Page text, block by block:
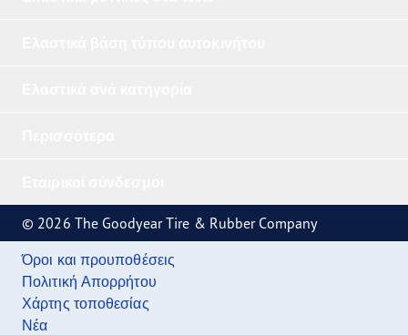
© 2026 The Goodyear Tire & Rubber Company
Όροι και προυποθέσεις
Πολιτική Απορρήτου
Χάρτης τοποθεσίας
Νέα